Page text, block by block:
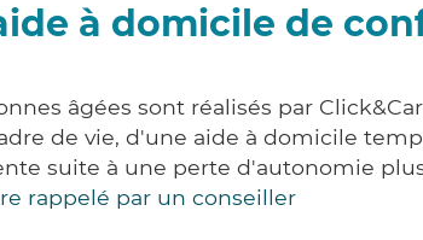
à domicile de
âgées sont réalisés par
de vie, d'une aide à domicile
suite à une perte d'autonomie
rappelé par un conseiller